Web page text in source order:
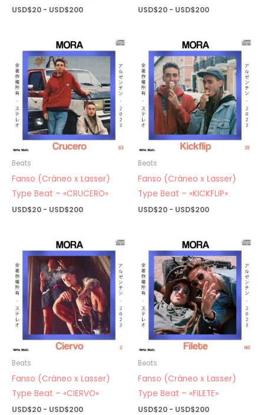
USD$20 - USD$200Rango
USD$20
hasta
USD$20 - USD$200Rango
USD$20
hasta
USD$200
Beats
Fanso (Cráneo x Lasser)
Type Beat – «CRUCERO»
USD$20 - USD$200Rango
USD$20
hasta
USD$200
Beats
Fanso (Cráneo x Lasser)
Type Beat – «KICKFLIP»
USD$20 - USD$200Rango
USD$20
hasta
USD$200
Beats
Fanso (Cráneo x Lasser)
Type Beat – «CIERVO»
USD$20 - USD$200Rango
Beats
Fanso (Cráneo x Lasser)
Type Beat – «FILETE»
USD$20 - USD$200Rango